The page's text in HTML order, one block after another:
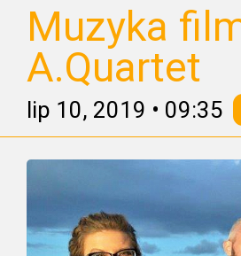
Muzyka
A.Quartet
lip 10, 2019 • 09:35